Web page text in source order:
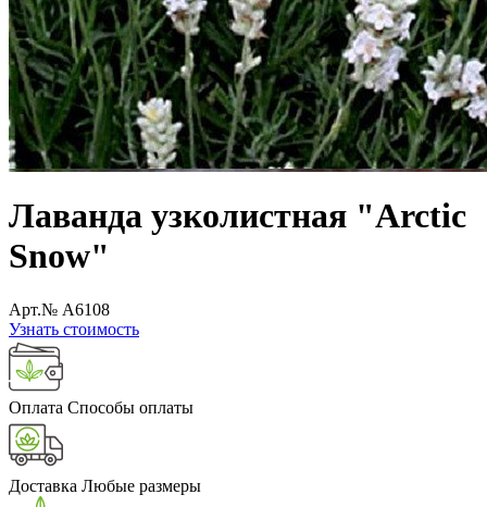
Лаванда узколистная "Arctic
Snow"
Арт.№ A6108
Узнать стоимость
Оплата Способы оплаты
Доставка Любые размеры